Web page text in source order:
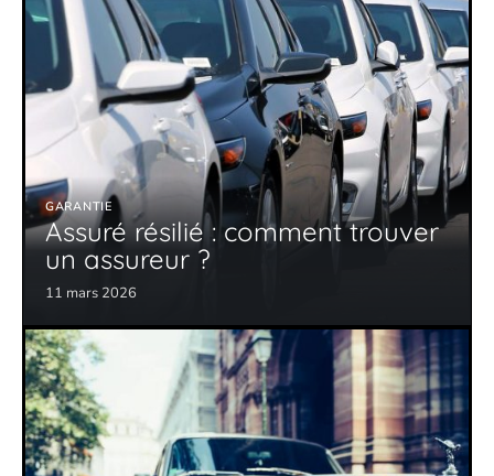
GARANTIE
Assuré résilié : comment trouver
un assureur ?
11 mars 2026